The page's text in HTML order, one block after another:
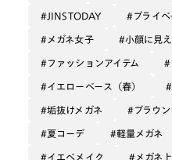
ぜひお試しください◎
JINSTODAY プライベ
メガネ女子 小顔に見
ファッションアイテム
イエローベース（春）
垢抜けメガネ ブラウン
夏コーデ 軽量メガネ
イエベメイク メガネ